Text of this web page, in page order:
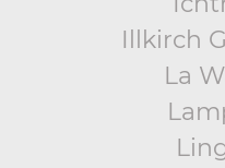
Illkirch
La